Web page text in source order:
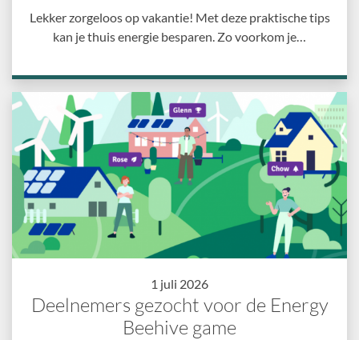
Lekker zorgeloos op vakantie! Met deze praktische tips
kan je thuis energie besparen. Zo voorkom je…
1 juli 2026
Deelnemers gezocht voor de Energy
Beehive game